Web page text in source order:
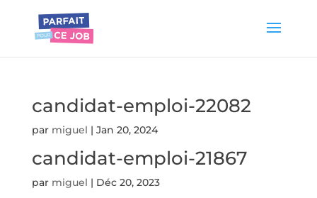
candidat-emploi-22082
par miguel | Jan 20, 2024
candidat-emploi-21867
par miguel | Déc 20, 2023